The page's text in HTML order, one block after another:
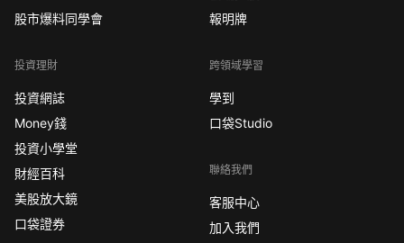
股市爆料同學會
投資理財
投資網誌
Money錢
投資小學堂
財經百科
美股放大鏡
口袋證券
報明牌
跨領域學習
學到
口袋Studio
聯絡我們
客服中心
加入我們